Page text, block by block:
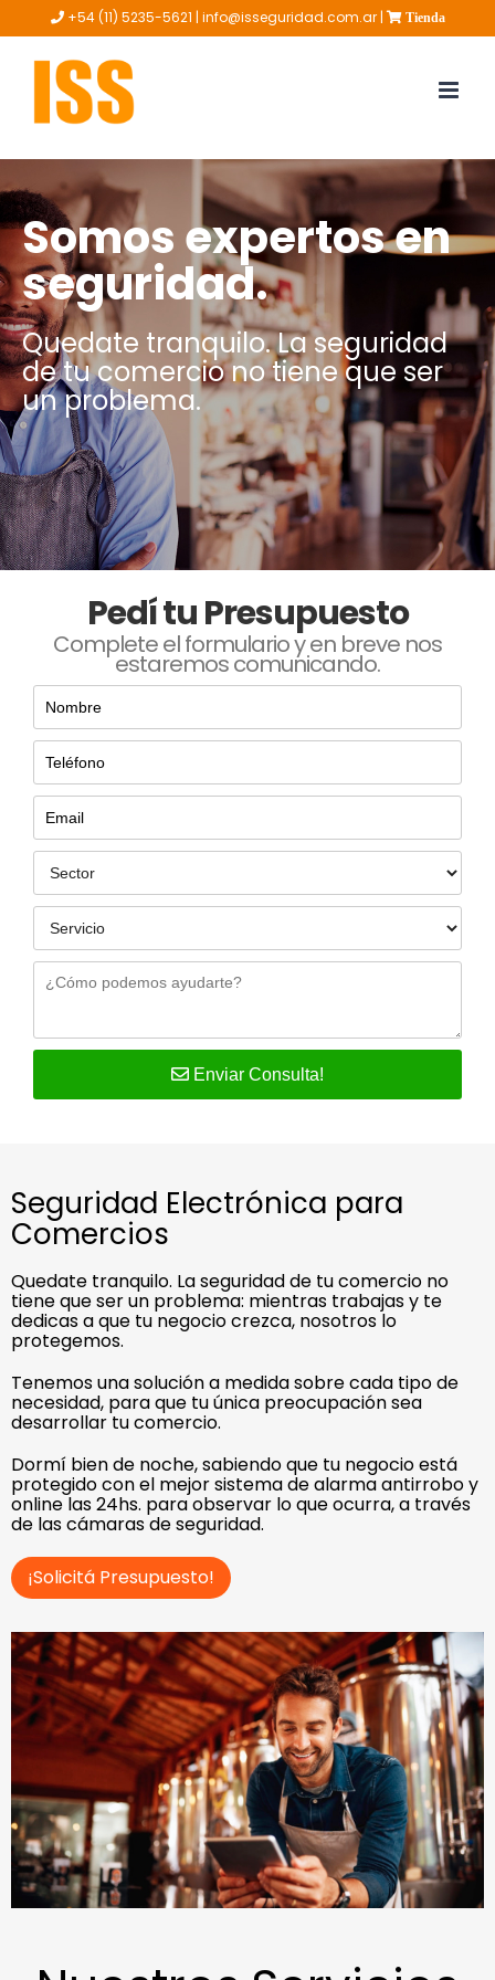
+54 (11) 5235-5621 | info@isseguridad.com.ar | Tienda
Somos expertos en
seguridad.
Quedate tranquilo. La seguridad
de tu comercio no tiene que ser
un problema.
Pedí tu Presupuesto
Complete el formulario y en breve nos
estaremos comunicando.
Enviar Consulta!
Seguridad Electrónica para
Comercios
Quedate tranquilo. La seguridad de tu comercio no
tiene que ser un problema: mientras trabajas y te
dedicas a que tu negocio crezca, nosotros lo
protegemos.
Tenemos una solución a medida sobre cada tipo de
necesidad, para que tu única preocupación sea
desarrollar tu comercio.
Dormí bien de noche, sabiendo que tu negocio está
protegido con el mejor sistema de alarma antirrobo y
online las 24hs. para observar lo que ocurra, a través
de las cámaras de seguridad.
¡Solicitá Presupuesto!